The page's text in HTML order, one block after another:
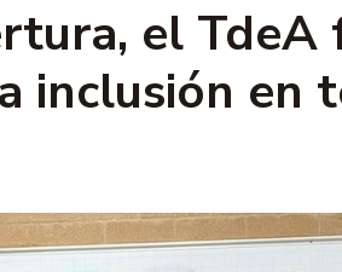
SIG
el
inclusión en